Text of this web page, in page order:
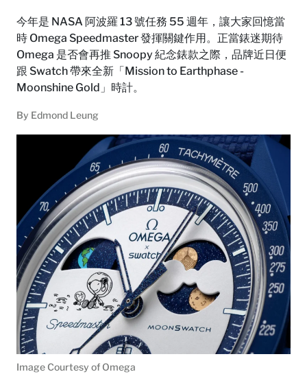
今年是 NASA 阿波羅 13 號任務 55 週年，讓大家回憶當
時 Omega Speedmaster 發揮關鍵作用。正當錶迷期待
Omega 是否會再推 Snoopy 紀念錶款之際，品牌近日便
跟 Swatch 帶來全新「Mission to Earthphase -
Moonshine Gold」時計。
By Edmond Leung
Image Courtesy of Omega